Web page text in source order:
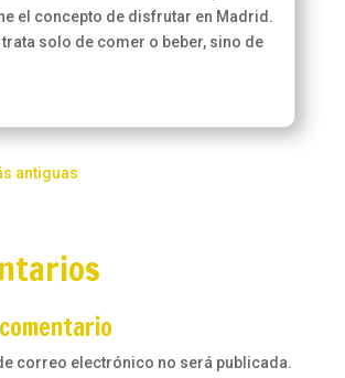
el concepto de disfrutar en Madrid.
solo de comer o beber, sino de
antiguas
correo electrónico no será publicada.